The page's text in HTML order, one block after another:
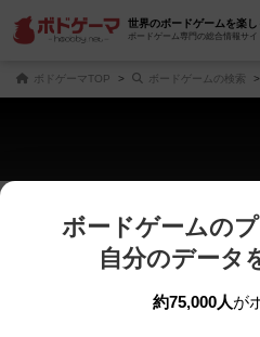
世界のボードゲームを楽し
ボードゲーム専門の総合情報サイ
ボドゲーマTOP ボードゲームの検索
じっくり表示
商品名、商品説明文、デザイナー
ボードゲームの
自分のデータ
約75,000人が